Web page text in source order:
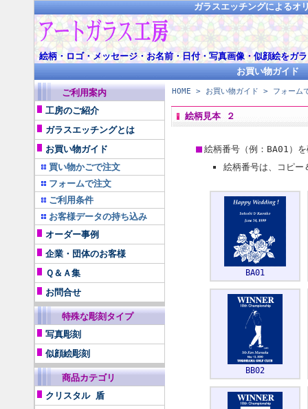
ガラスエッチングによるオ
絵柄・ロゴ・メッセージ・お名前・日付・写真画像・似顔絵をガ
お買い物ガイド
ご利用案内
工房のご紹介
ガラスエッチングとは
お買い物ガイド
買い物かごで注文
フォームで注文
ご利用条件
お客様データの持ち込み
オーダー事例
企業・団体のお客様
Ｑ＆Ａ集
お問合せ
特殊な彫刻タイプ
写真彫刻
似顔絵彫刻
商品カテゴリ
クリスタル 盾
HOME > お買い物ガイド > フォー
絵柄見本 ２
■ 絵柄番号（例：BA01）
絵柄番号は、コピー
BA01
BB02